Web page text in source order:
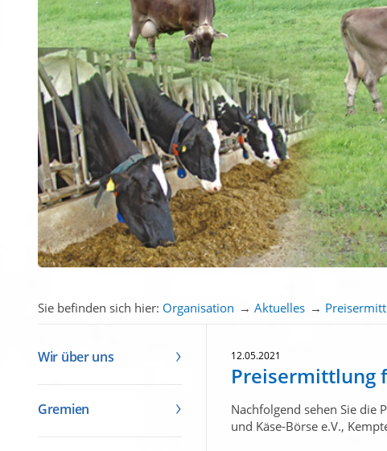
Sie befinden sich hier: Organisation →Aktuelles →
Wir über uns
Gremien
12.05.2021
Preisermittlung
Nachfolgend sehen Sie
und Käse-Börse e.V.,